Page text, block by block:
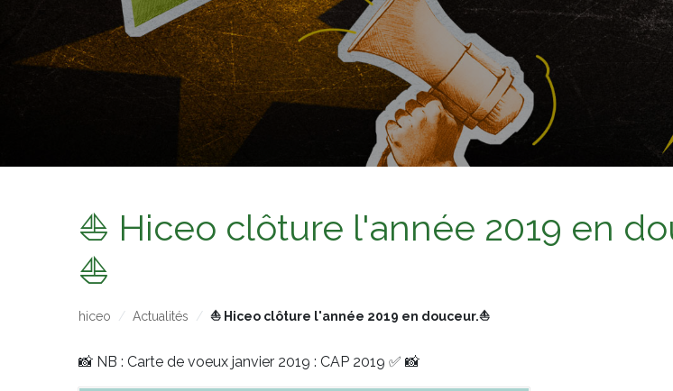
⛵ Hiceo clôture l'année 2019 en
⛵
hiceo Actualités ⛵ Hiceo clôture l'année 2019 en douceur.⛵
📸 NB : Carte de voeux janvier 2019 : CAP 2019 ✅ 📸